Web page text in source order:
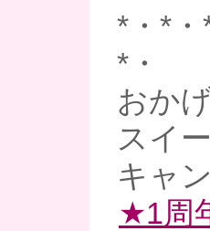
*・*
*・
おか
スイ
キャ
★1周